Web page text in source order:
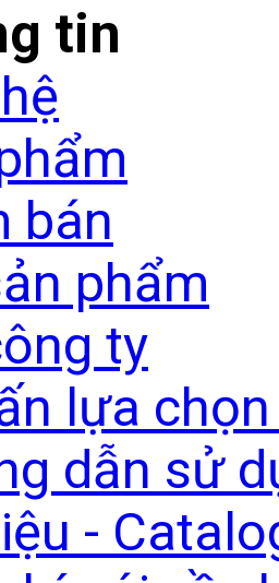
tin
bán
phẩm
ty
lựa
dẫn sử
-